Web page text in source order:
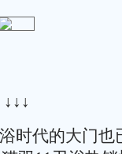
↓↓↓
时代的大门也